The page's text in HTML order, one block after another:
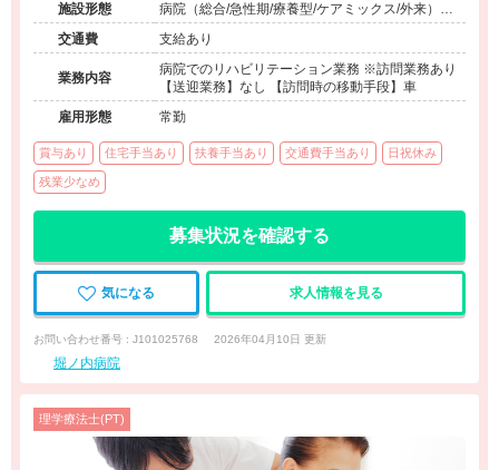
施設形態
病院（総合/急性期/療養型/ケアミックス/外来）、
介護保険関連施設（訪問看護・リハ）
交通費 支給あり
業務内容
病院でのリハビリテーション業務 ※訪問業務あり
【送迎業務】なし 【訪問時の移動手段】車
雇用形態
常勤
賞与あり 住宅手当あり 扶養手当あり 交通費手当あり 日祝休み
残業少なめ
募集状況を確認する
気になる 求人情報を見る
お問い合わせ番号 : J101025768 2026年04月10日 更新
堀ノ内病院
理学療法士(PT)